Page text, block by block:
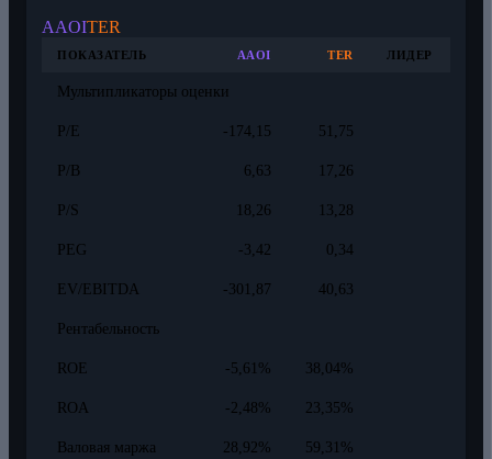
AAOITER
ПОКАЗАТЕЛЬ AAOI TER ЛИДЕР
Мультипликаторы оценки
P/E -174,15 51,75
P/B 6,63 17,26
P/S 18,26 13,28
PEG -3,42 0,34
EV/EBITDA -301,87 40,63
Рентабельность
ROE -5,61% 38,04%
ROA -2,48% 23,35%
Валовая маржа 28,92% 59,31%